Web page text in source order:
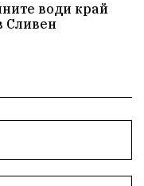
Санкции
ВоенноВреме
Мир
води край
Сливен